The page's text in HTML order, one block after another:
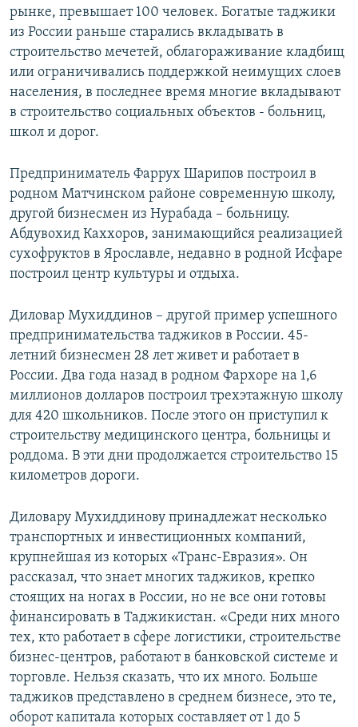
рынке, превышает 100 человек. Богатые таджики
из России раньше старались вкладывать в
строительство мечетей, облагораживание кладбищ
или ограничивались поддержкой неимущих слоев
населения, в последнее время многие вкладывают
в строительство социальных объектов - больниц,
школ и дорог.
Предприниматель Фаррух Шарипов построил в
родном Матчинском районе современную школу,
другой бизнесмен из Нурабада – больницу.
Абдувохид Каххоров, занимающийся реализацией
сухофруктов в Ярославле, недавно в родной Исфаре
построил центр культуры и отдыха.
Диловар Мухиддинов – другой пример успешного
предпринимательства таджиков в России. 45-
летний бизнесмен 28 лет живет и работает в
России. Два года назад в родном Фархоре на 1,6
миллионов долларов построил трехэтажную школу
для 420 школьников. После этого он приступил к
строительству медицинского центра, больницы и
роддома. В эти дни продолжается строительство 15
километров дороги.
Диловару Мухиддинову принадлежат несколько
транспортных и инвестиционных компаний,
крупнейшая из которых «Транс-Евразия». Он
рассказал, что знает многих таджиков, крепко
стоящих на ногах в России, но не все они готовы
финансировать в Таджикистан. «Среди них много
тех, кто работает в сфере логистики, строительстве
бизнес-центров, работают в банковской системе и
торговле. Нельзя сказать, что их много. Больше
таджиков представлено в среднем бизнесе, это те,
оборот капитала которых составляет от 1 до 5